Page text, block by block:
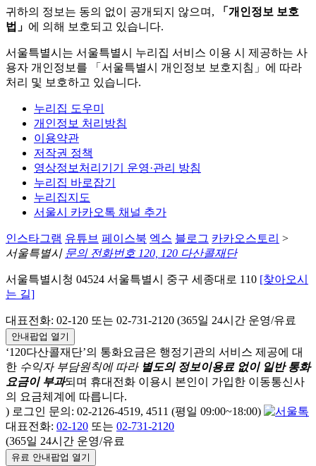
귀하의 정보는 동의 없이 공개되지 않으며,
「개인정보 보호
법」 에 의해 보호되고 있습니다.
서울특별시는 서울특별시 누리집 서비스 이용 시 제공하는 사
용자 개인정보를 「서울특별시 개인정보 보호지침」에 따라
처리 및 보호하고 있습니다.
누리집 도우미
개인정보 처리방침
이용약관
저작권 정책
영상정보처리기기 운영·관리 방침
누리집 바로잡기
누리집지도
서울시 카카오톡 채널 추가
인스타그램 유튜브 페이스북 엑스 블로그 카카오스토리 >
서울특별시 문의 전화번호 120, 120 다산콜재단
서울특별시청 04524 서울특별시 중구 세종대로 110 [찾아오시
는 길]
대표전화: 02-120 또는 02-731-2120 (365일 24시간 운영/유료
안내팝업 열기
‘120다산콜재단’의 통화요금은 행정기관의 서비스 제공에 대
한 수익자 부담원칙에 따라 별도의 정보이용료 없이 일반 통화
요금이 부과되며 휴대전화 이용시 본인이 가입한 이동통신사
의 요금체계에 따릅니다.
) 로그인 문의: 02-2126-4519, 4511 (평일 09:00~18:00)
대표전화: 02-120 또는 02-731-2120
(365일 24시간 운영/유료
유료 안내팝업 열기